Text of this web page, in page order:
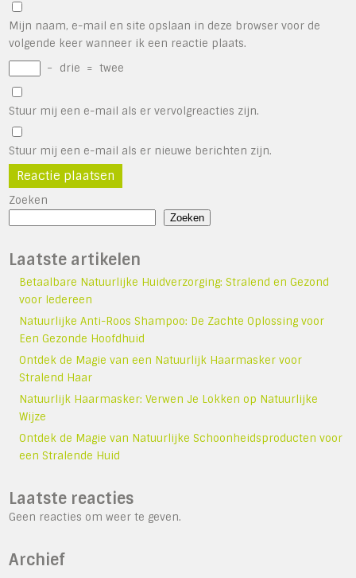
Mijn naam, e-mail en site opslaan in deze browser voor de
volgende keer wanneer ik een reactie plaats.
−
drie = twee
Stuur mij een e-mail als er vervolgreacties zijn.
Stuur mij een e-mail als er nieuwe berichten zijn.
Zoeken
Zoeken
Laatste artikelen
Betaalbare Natuurlijke Huidverzorging: Stralend en Gezond
voor Iedereen
Natuurlijke Anti-Roos Shampoo: De Zachte Oplossing voor
Een Gezonde Hoofdhuid
Ontdek de Magie van een Natuurlijk Haarmasker voor
Stralend Haar
Natuurlijk Haarmasker: Verwen Je Lokken op Natuurlijke
Wijze
Ontdek de Magie van Natuurlijke Schoonheidsproducten voor
een Stralende Huid
Laatste reacties
Geen reacties om weer te geven.
Archief